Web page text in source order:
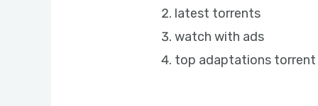
latest torrents
watch with ads
top adaptations torrent